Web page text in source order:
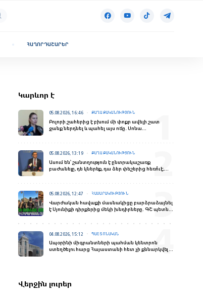
ՀԱՂՈՐԴԱՇԱՐԵՐ
Կարևոր է
05.08.2026, 16:46 ՔԱՂԱՔԱԿԱՆՈՒԹՅՈՒՆ
Բոլորի շահերից է բխում մի փոքր ավելի շատ
ջանք ներդնել և պահել այս ոճը․ Սոնա
05.08.2026, 13:19 ՔԱՂԱՔԱԿԱՆՈՒԹՅՈՒՆ
Ասում են՝ շանտղություն է ընտրակաշառք
բաժանելը, դե կներեք, դա ձեր փեշերից հեռո՞ւ է,
05.08.2026, 12:47 ՀԱՍԱՐԱԿՈՒԹՅՈՒՆ
Վարժական հավաքի մասնակիցը բարձրաձայնել
է Սյունիքի դիրքերից մեկի խնդիրները. ԳՇ պետն
04.08.2026, 15:12 ՊԱՇՏՈՆԱԿԱՆ
Ապօրինի միգրանտների պահման կենտրոն
ստեղծելու հարց Հայաստանի հետ չի քննարկվել.
Վերջին լուրեր